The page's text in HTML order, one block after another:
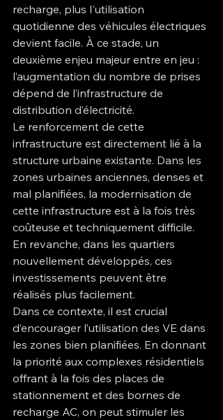
recharge, plus l'utilisation
quotidienne des véhicules électriques
devient facile. À ce stade, un
deuxième enjeu majeur entre en jeu :
l’augmentation du nombre de prises
dépend de l’infrastructure de
distribution d’électricité.
Le renforcement de cette
infrastructure est directement lié à la
structure urbaine existante. Dans les
zones urbaines anciennes, denses et
mal planifiées, la modernisation de
cette infrastructure est à la fois très
coûteuse et techniquement difficile.
En revanche, dans les quartiers
nouvellement développés, ces
investissements peuvent être
réalisés plus facilement.
Dans ce contexte, il est crucial
d’encourager l’utilisation des VE dans
les zones bien planifiées. En donnant
la priorité aux complexes résidentiels
offrant à la fois des places de
stationnement et des bornes de
recharge AC, on peut stimuler les